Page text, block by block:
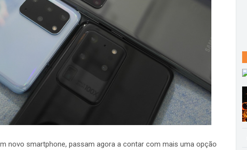
novo smartphone, passam agora a contar com mais uma opção